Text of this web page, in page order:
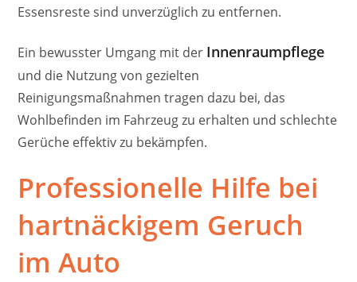
Essensreste sind unverzüglich zu entfernen.
Ein bewusster Umgang mit der Innenraumpflege
und die Nutzung von gezielten
Reinigungsmaßnahmen tragen dazu bei, das
Wohlbefinden im Fahrzeug zu erhalten und schlechte
Gerüche effektiv zu bekämpfen.
Professionelle Hilfe bei
hartnäckigem Geruch
im Auto